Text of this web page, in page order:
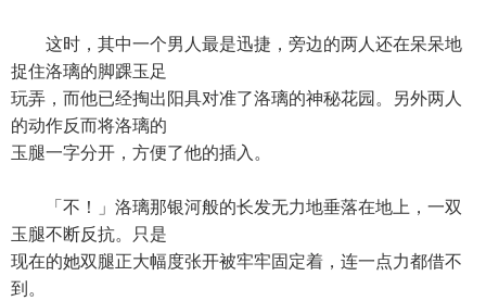
这时，其中一个男人最是迅捷，旁边的两人还在呆呆地
捉住洛璃的脚踝玉足
玩弄，而他已经掏出阳具对准了洛璃的神秘花园。另外两人
的动作反而将洛璃的
玉腿一字分开，方便了他的插入。
「不！」洛璃那银河般的长发无力地垂落在地上，一双
玉腿不断反抗。只是
现在的她双腿正大幅度张开被牢牢固定着，连一点力都借不
到。